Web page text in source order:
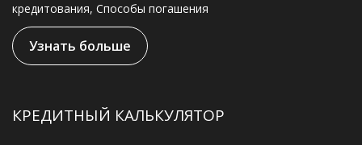
кредитования, Способы погашения
Узнать больше
КРЕДИТНЫЙ КАЛЬКУЛЯТОР